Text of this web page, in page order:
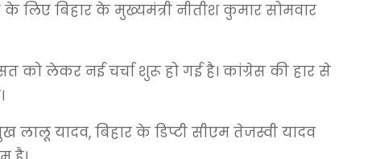
बिहार के मुख्यमंत्री नीतीश कुमार सोमवार
को लेकर नई चर्चा शुरू हो गई है। कांग्रेस की हार से
लालू यादव, बिहार के डिप्टी सीएम तेजस्वी यादव